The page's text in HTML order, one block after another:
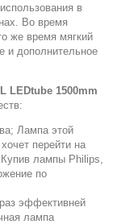
в
Во время
же время мягкий
и дополнительное
LEDtube 1500mm
Лампа этой
перейти на
лампы Philips,
по
эффективней
лампа